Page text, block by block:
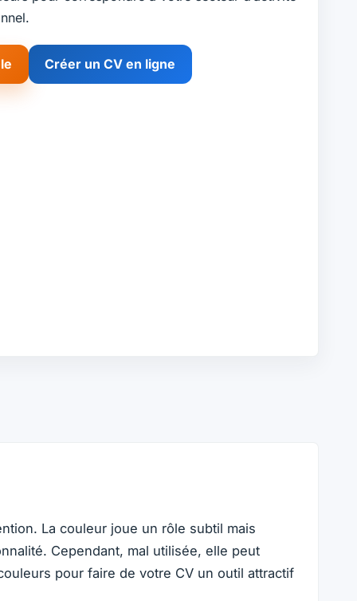
Créer un CV en ligne
La couleur joue un rôle subtil mais
Cependant, mal utilisée, elle peut
pour faire de votre CV un outil attractif